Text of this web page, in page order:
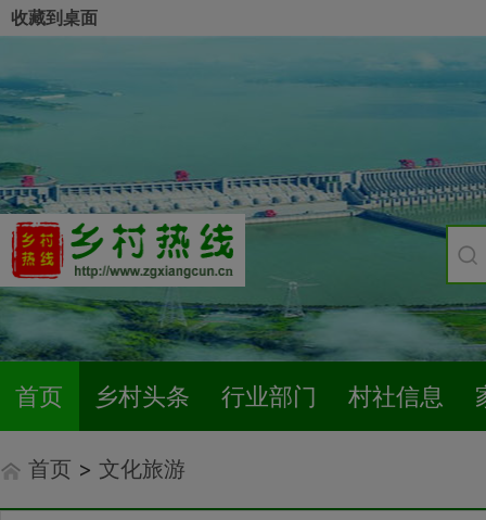
收藏到桌面
首页 乡村头条 行业部门 村社信息
首页 > 文化旅游